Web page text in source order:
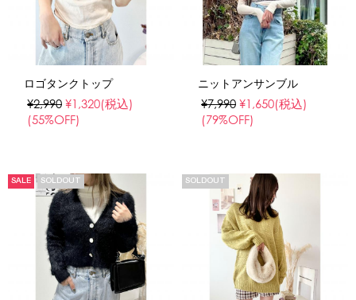
ロゴタンクトップ
¥2,990 ¥1,320(税込)
(55%OFF)
ニットアンサンブル
¥7,990 ¥1,650(税込)
(79%OFF)
SALE SOLDOUT SOLDOUT